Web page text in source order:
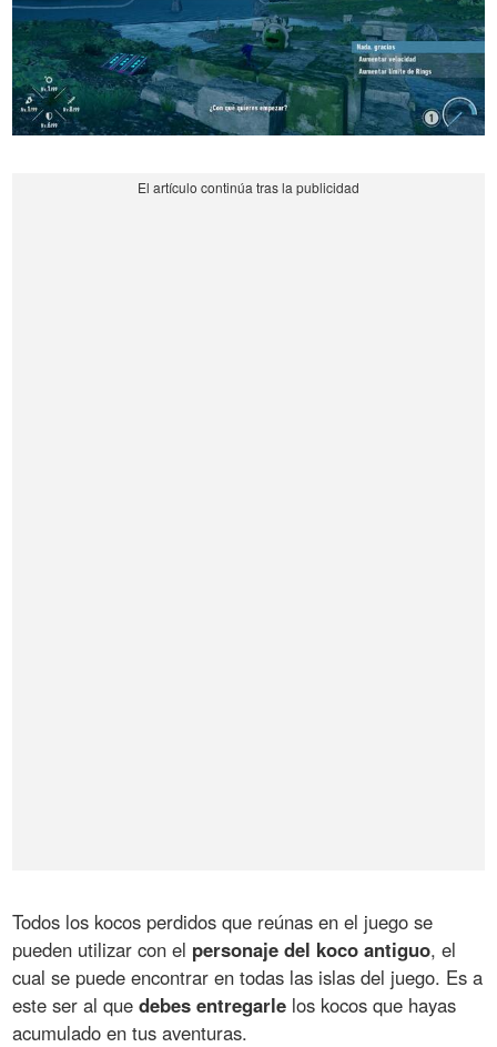
Todos los kocos perdidos que reúnas en el juego se
pueden utilizar con el personaje del koco antiguo, el
cual se puede encontrar en todas las islas del juego. Es a
este ser al quedebes entregarle los kocos que hayas
acumulado en tus aventuras.